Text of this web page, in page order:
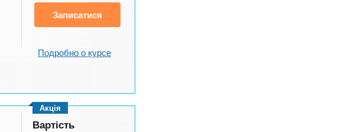
Записатися
Подробно о курсе
Акція
Вартість